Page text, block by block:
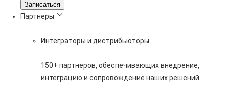
Записаться
Партнеры
Интеграторы и дистрибьюторы
150+ партнеров, обеспечивающих внедрение,
интеграцию и сопровождение наших решений